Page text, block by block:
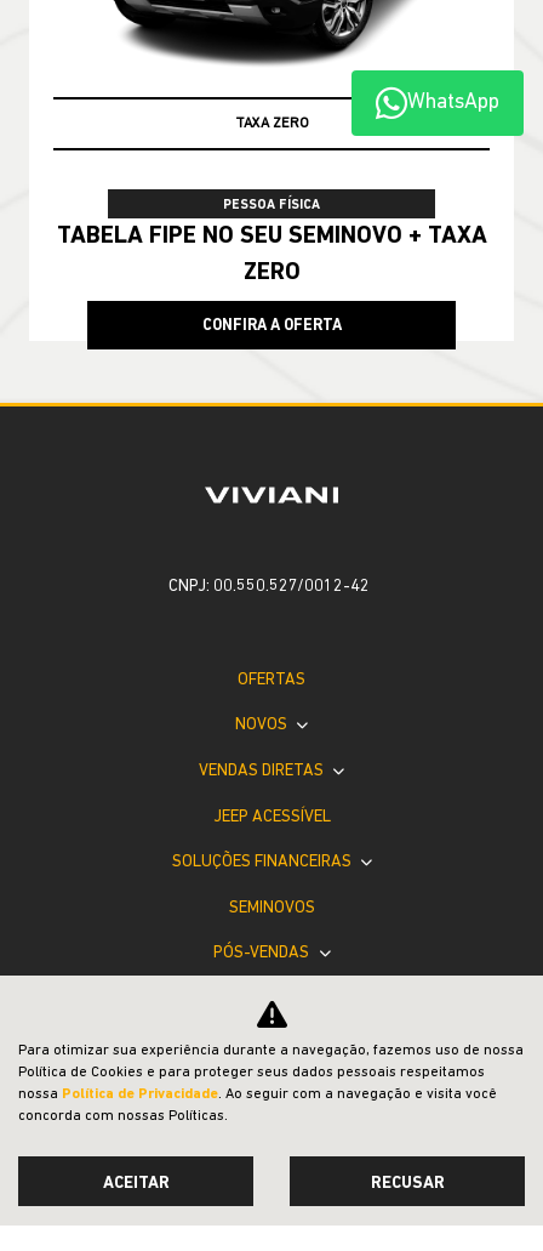
TABELA FIPE
PESSOA FÍSICA
TABELA FIPE NO SEU SEMINOVO + TAXA
ZERO
CONFIRA A OFERTA
WhatsApp
CNPJ: 00.550.527/0012-42
OFERTAS
NOVOS
VENDAS DIRETAS
JEEP ACESSÍVEL
SOLUÇÕES FINANCEIRAS
SEMINOVOS
PÓS-VENDAS
INSTITUCIONAL
BLOG
COMPARATIVO
Para otimizar sua experiência durante a navegação, fazemos uso de nossa
Política de Cookies e para proteger seus dados pessoais respeitamos
nossa Política de Privacidade. Ao seguir com a navegação e visita você
concorda com nossas Políticas.
ACEITAR RECUSAR